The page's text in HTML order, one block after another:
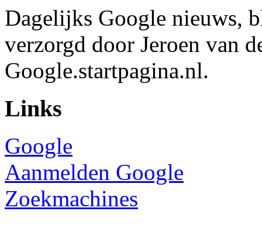
Dagelijks Google nieuws,
verzorgd door Jeroen van
Google.startpagina.nl.
Links
Google
Aanmelden Google
Zoekmachines